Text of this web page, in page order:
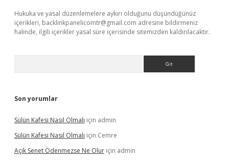
Hukuka ve yasal düzenlemelere aykırı olduğunu düşündüğünüz
içerikleri, backlinkpanelicomtr@gmail.com adresine bildirmeniz
halinde, ilgili içerikler yasal süre içerisinde sitemizden kaldırılacaktır.
Son yorumlar
Sülün Kafesi Nasıl Olmalı için admin
Sülün Kafesi Nasıl Olmalı için Cemre
Açık Senet Ödenmezse Ne Olur için admin